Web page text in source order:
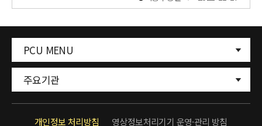
PCU MENU
주요기관
개인정보 처리방침 영상정보처리기기 운영·관리 방침